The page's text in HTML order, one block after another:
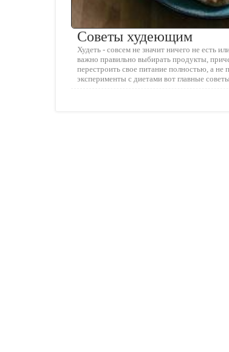
Советы худеющим
Худеть - совсем не значит ничего не есть
важно правильно выбирать продукты,
перестроить свое питание полностью, а не
эксперименты с диетами вот главные